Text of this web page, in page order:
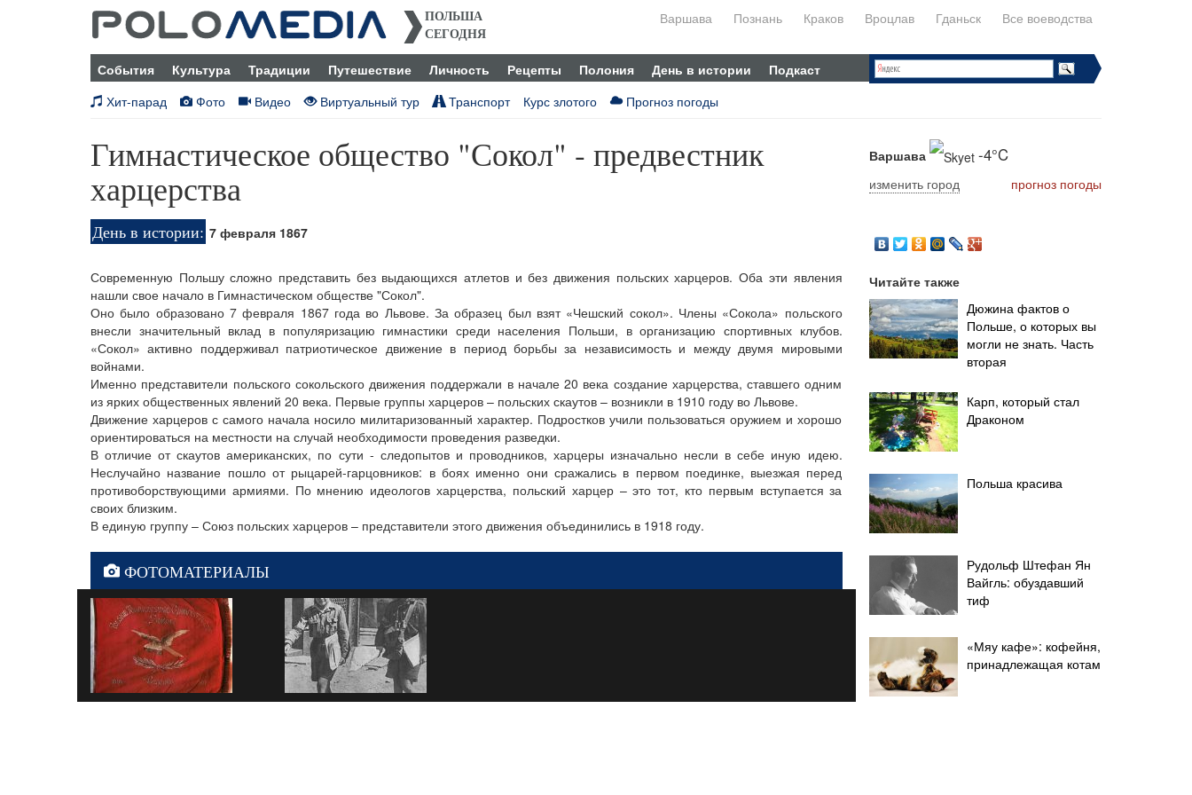
ПОЛЬША
СЕГОДНЯ
Варшава Познань Краков Вроцлав Гданьск Все воеводства
События Культура Традиции Путешествие Личность Рецепты Полония День в истории
Подкаст
Хит-парад
Фото Видео Виртуальный тур Транспорт Курс злотого Прогноз погоды
Гимнастическое общество "Сокол" - предвестник
харцерства
День в истории: 7 февраля 1867
Современную Польшу сложно представить без выдающихся атлетов и без движения польских харцеров. Оба эти явления
нашли свое начало в Гимнастическом обществе "Сокол".
Оно было образовано 7 февраля 1867 года во Львове. За образец был взят «Чешский сокол». Члены «Сокола» польского
внесли значительный вклад в популяризацию гимнастики среди населения Польши, в организацию спортивных клубов.
«Сокол» активно поддерживал патриотическое движение в период борьбы за независимость и между двумя мировыми
войнами.
Именно представители польского сокольского движения поддержали в начале 20 века создание харцерства, ставшего одним
из ярких общественных явлений 20 века. Первые группы харцеров – польских скаутов – возникли в 1910 году во Львове.
Движение харцеров с самого начала носило милитаризованный характер. Подростков учили пользоваться оружием и хорошо
ориентироваться на местности на случай необходимости проведения разведки.
В отличие от скаутов американских, по сути - следопытов и проводников, харцеры изначально несли в себе иную идею.
Неслучайно название пошло от рыцарей-гарцовников: в боях именно они сражались в первом поединке, выезжая перед
противоборствующими армиями. По мнению идеологов харцерства, польский харцер – это тот, кто первым вступается за
своих близким.
В единую группу – Союз польских харцеров – представители этого движения объединились в 1918 году.
ФОТОМАТЕРИАЛЫ
Варшава -4°C
изменить город прогноз погоды
Читайте также
Дюжина фактов о
Польше, о которых вы
могли не знать. Часть
вторая
Карп, который стал
Драконом
Польша красива
Рудольф Штефан Ян
Вайгль: обуздавший
тиф
«Мяу кафе»: кофейня,
принадлежащая котам